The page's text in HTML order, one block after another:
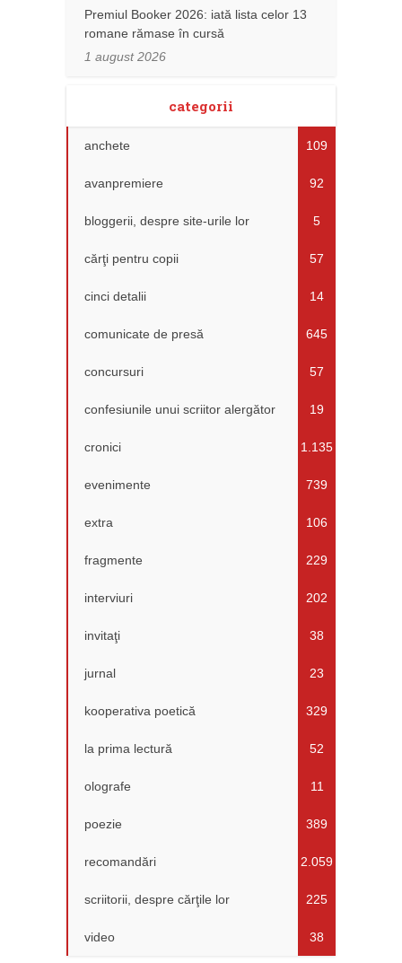
Premiul Booker 2026: iată lista celor 13
romane rămase în cursă
1 august 2026
categorii
anchete 109
avanpremiere 92
bloggerii, despre site-urile lor 5
cărţi pentru copii 57
cinci detalii 14
comunicate de presă 645
concursuri 57
confesiunile unui scriitor alergător 19
cronici 1.135
evenimente 739
extra 106
fragmente 229
interviuri 202
invitaţi 38
jurnal 23
kooperativa poetică 329
la prima lectură 52
olografe 11
poezie 389
recomandări 2.059
scriitorii, despre cărţile lor 225
video 38